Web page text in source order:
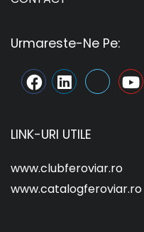
Urmareste-Ne Pe:
LINK-URI UTILE
www.clubferoviar.ro
www.catalogferoviar.ro